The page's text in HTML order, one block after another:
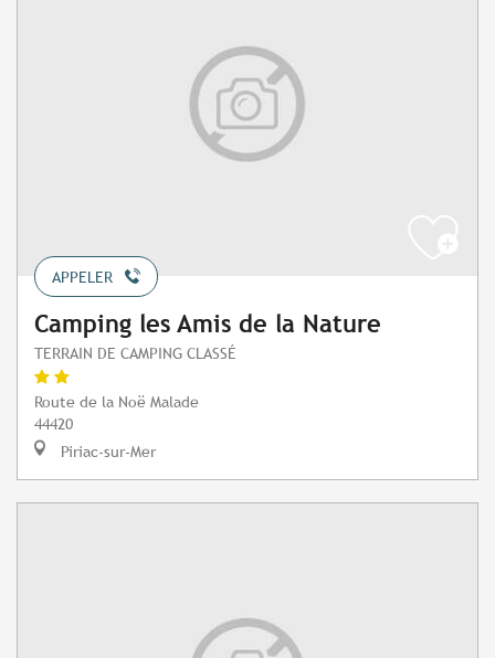
APPELER
Camping les Amis de la Nature
TERRAIN DE CAMPING CLASSÉ
Route de la Noë Malade
44420
Piriac-sur-Mer